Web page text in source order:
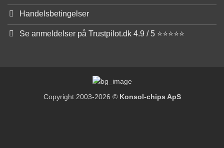
Handelsbetingelser
Se anmeldelser på Trustpilot.dk 4.9 / 5 ⭐⭐⭐⭐⭐
Copyright 2003-2026 © Konsol-chips ApS